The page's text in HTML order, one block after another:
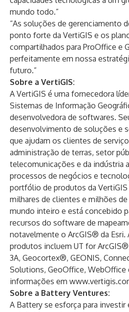
mundo todo.”
“As soluções de gerenciamento
ponto forte da VertiGIS e os
compartilhados para ProOffice e
perfeitamente em nossa
futuro.”
Sobre a VertiGIS:
A VertiGIS é uma fornecedora
Sistemas de Informação
desenvolvedora de softwares.
desenvolvimento de soluções e
que ajudam os clientes de
administração de terras, setor
telecomunicações e da indústria
processos de negócios e
portfólio de produtos da
milhares de clientes e milhões
mundo inteiro e está concebido
recursos do software de
notavelmente o ArcGIS® da Esri.
produtos incluem UT for
3A, Geocortex®, GEONIS,
Solutions, GeoOffice, WebOffice
informações em
Sobre a Battery Ventures:
A Battery se esforça para